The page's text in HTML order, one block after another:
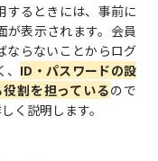
するときには、事前に
が表示されます。会員
ならないことからログ
ID・パスワードの設
割を担っているので
く説明します。